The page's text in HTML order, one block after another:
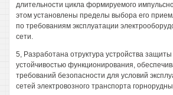
длительности цикла формируемого
этом установлены пределы выбора его
по требованиям эксплуатации
сети.
5, Разработана отруктура устройства защиты
устойчивостью функционирования,
требований безопасности для условий
сетей электровозного транспорта